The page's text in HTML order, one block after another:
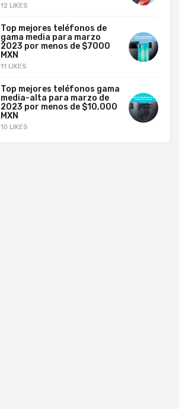
12 LIKES
Top mejores teléfonos de
gama media para marzo
2023 por menos de $7000
MXN
11 LIKES
Top mejores teléfonos gama
media-alta para marzo de
2023 por menos de $10,000
MXN
10 LIKES